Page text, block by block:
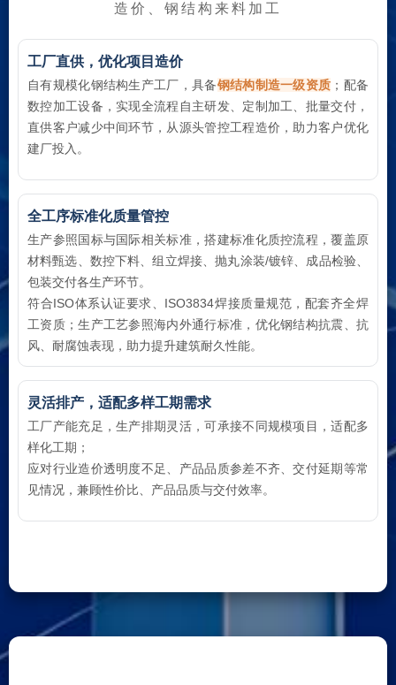
工厂直供，优化项目造价
自有规模化钢结构生产工厂，具备钢结构制造一级资质 ；配备
数控加工设备，实现全流程自主研发、定制加工、批量交付，
直供客户减少中间环节，从源头管控工程造价，助力客户优化
建厂投入。
造价、钢结构来料加工
全工序标准化质量管控
生产参照国标与国际相关标准，搭建标准化质控流程，覆盖原
材料甄选、数控下料、组立焊接、抛丸涂装/镀锌、成品检验、
包装交付各生产环节。
符合ISO体系认证要求、ISO3834焊接质量规范，配套齐全焊
工资质；生产工艺参照海内外通行标准，优化钢结构抗震、抗
风、耐腐蚀表现，助力提升建筑耐久性能。
灵活排产，适配多样工期需求
工厂产能充足，生产排期灵活，可承接不同规模项目，适配多
样化工期；
应对行业造价透明度不足、产品品质参差不齐、交付延期等常
见情况，兼顾性价比、产品品质与交付效率。